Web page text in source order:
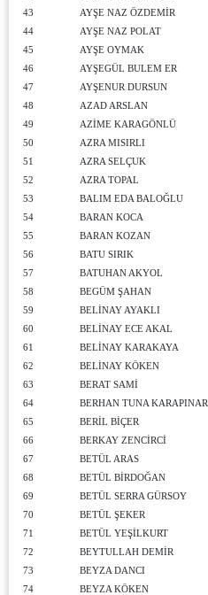
43
AYŞE NAZ ÖZDEMİR
44
AYŞE NAZ POLAT
45
AYŞE OYMAK
46
AYŞEGÜL BULEM ER
47
AYŞENUR DURSUN
48
AZAD ARSLAN
49
AZİME KARAGÖNLÜ
50
AZRA MISIRLI
51
AZRA SELÇUK
52
AZRA TOPAL
53
BALIM EDA BALOĞLU
54
BARAN KOCA
55
BARAN KOZAN
56
BATU SIRIK
57
BATUHAN AKYOL
58
BEGÜM ŞAHAN
59
BELİNAY AYAKLI
60
BELİNAY ECE AKAL
61
BELİNAY KARAKAYA
62
BELİNAY KÖKEN
63
BERAT SAMİ
64
BERHAN TUNA KARAPINAR
65
BERİL BİÇER
66
BERKAY ZENCİRCİ
67
BETÜL ARAS
68
BETÜL BİRDOĞAN
69
BETÜL SERRA GÜRSOY
70
BETÜL ŞEKER
71
BETÜL YEŞİLKURT
72
BEYTULLAH DEMİR
73
BEYZA DANCI
74
BEYZA KÖKEN